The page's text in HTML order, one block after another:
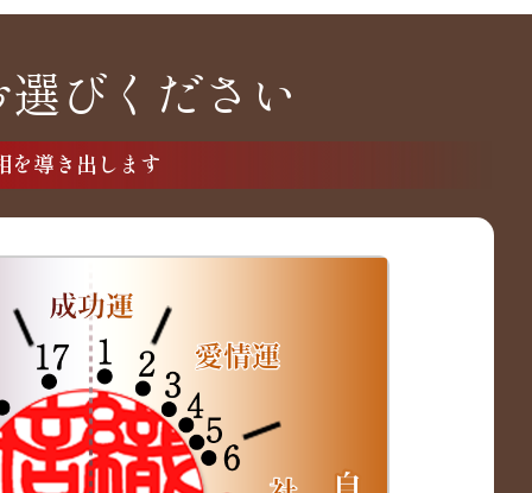
びください
を導き出します